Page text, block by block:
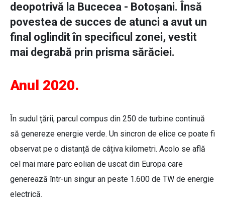
deopotrivă la Bucecea - Botoșani. Însă
povestea de succes de atunci a avut un
final oglindit în specificul zonei, vestit
mai degrabă prin prisma sărăciei.
Anul 2020.
În sudul țării, parcul compus din 250 de turbine continuă
să genereze energie verde. Un sincron de elice ce poate fi
observat pe o distanță de câțiva kilometri. Acolo se află
cel mai mare parc eolian de uscat din Europa care
generează într-un singur an peste 1.600 de TW de energie
electrică.